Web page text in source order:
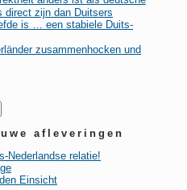
direct zijn dan Duitsers
is … een stabiele Duits-
zusammenhocken und
afleveringen
Nederlandse relatie!
Einsicht